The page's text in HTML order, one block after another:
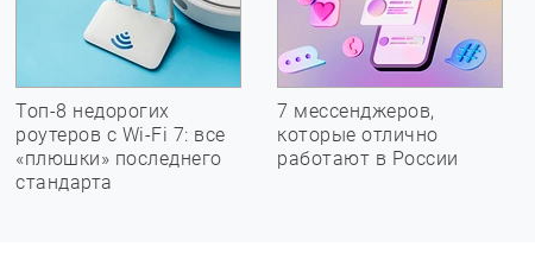
Топ-8 недорогих
роутеров с Wi-Fi 7: все
«плюшки» последнего
стандарта
7 мессенджеров,
которые отлично
работают в России